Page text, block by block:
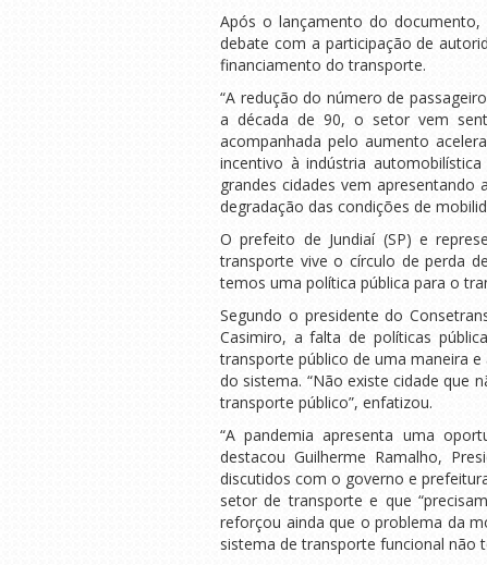
Após o lançamento do documento,
debate com a participação de
financiamento do transporte.
“A redução do número de
a década de 90, o setor vem
acompanhada pelo aumento
incentivo à indústria
grandes cidades vem
degradação das condições de
O prefeito de Jundiaí (SP) e
transporte vive o círculo de perda
temos uma política pública para o
Segundo o presidente do
Casimiro, a falta de políticas
transporte público de uma maneira
do sistema. “Não existe cidade que
transporte público”, enfatizou.
“A pandemia apresenta uma
destacou Guilherme Ramalho,
discutidos com o governo e
setor de transporte e que
reforçou ainda que o problema da
sistema de transporte funcional não